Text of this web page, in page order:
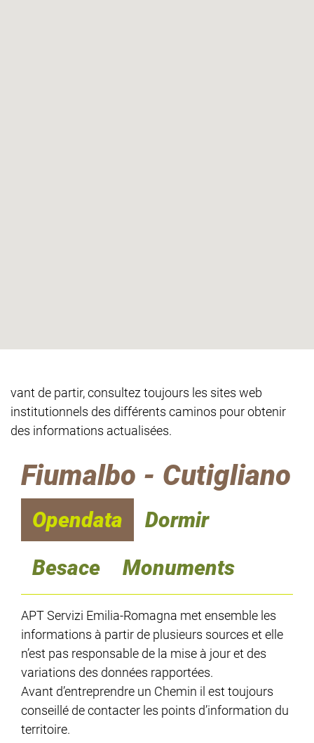
vant de partir, consultez toujours les sites web
institutionnels des différents caminos pour obtenir
des informations actualisées.
Fiumalbo - Cutigliano
Opendata
Dormir
Besace
Monuments
APT Servizi Emilia-Romagna met ensemble les
informations à partir de plusieurs sources et elle
n’est pas responsable de la mise à jour et des
variations des données rapportées.
Avant d’entreprendre un Chemin il est toujours
conseillé de contacter les points d’information du
territoire.